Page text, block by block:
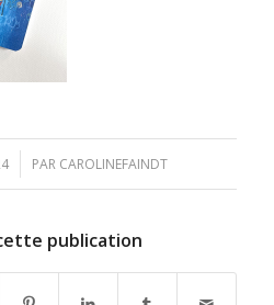
PAR CAROLINEFAINDT
publication